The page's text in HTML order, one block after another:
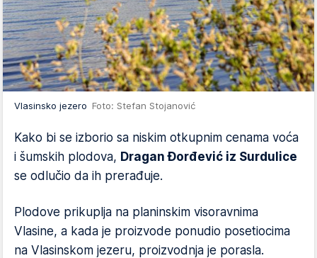
Vlasinsko jezero Foto: Stefan Stojanović
Kako bi se izborio sa niskim otkupnim cenama voća
i šumskih plodova, Dragan Đorđević iz Surdulice
se odlučio da ih prerađuje.
Plodove prikuplja na planinskim visoravnima
Vlasine, a kada je proizvode ponudio posetiocima
na Vlasinskom jezeru, proizvodnja je porasla.